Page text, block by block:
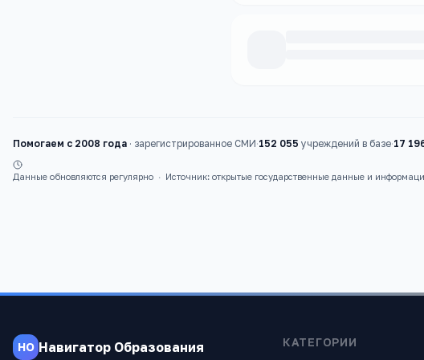
Помогаем с 2008 года · зарегистрированное СМИ·152 055 учреждений в базе·17
Данные обновляются регулярно · Источник: открытые государственные данные и
НО Навигатор Образования КАТЕГОРИИ